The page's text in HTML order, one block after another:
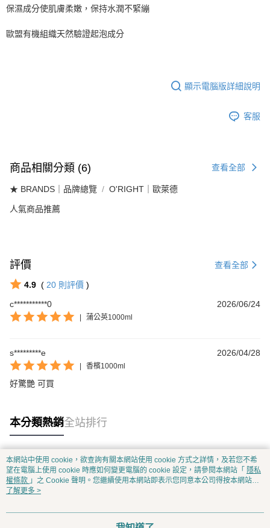
保濕成分使肌膚柔嫩，保持水潤不緊繃
歐盟有機組織天然驗證起泡成分
顯示電腦版詳細說明
客服
商品相關分類 (6) 查看全部
★ BRANDS｜品牌總覽 O'RIGHT｜歐萊德
人氣商品推薦
評價 查看全部
4.9 ( 20 則評價 )
c***********0
2026/06/24
蒲公英1000ml
s*********e 2026/04/28
香檳1000ml
好驚艷 可買
本分類熱銷全站排行
熱門標籤
本網站中使用 cookie，欲查詢有關本網站使用 cookie 方式之詳情，及若您不希
望在電腦上使用 cookie 時應如何變更電腦的 cookie 設定，請參閱本網站「 隱私
權條款 」之 Cookie 聲明。您繼續使用本網站即表示您同意本公司得按本網站使
用條款之 Cookie 聲明使用 cookie。
了解更多 >